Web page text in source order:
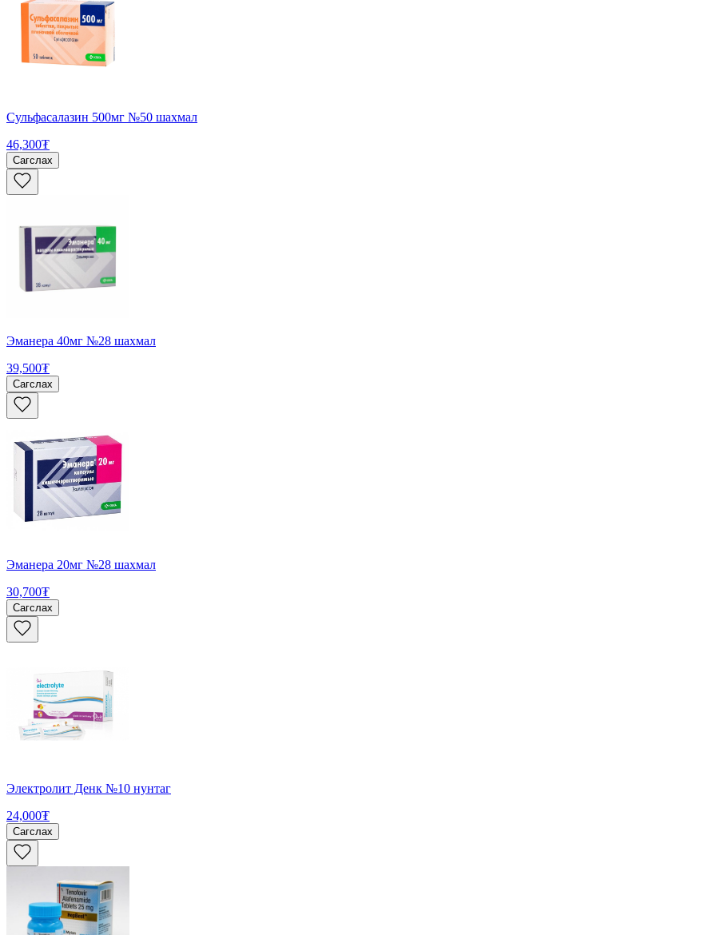
Сульфасалазин 500мг №50 шахмал
46,300₮
Сагслах
Эманера 40мг №28 шахмал
39,500₮
Сагслах
Эманера 20мг №28 шахмал
30,700₮
Сагслах
Электролит Денк №10 нунтаг
24,000₮
Сагслах